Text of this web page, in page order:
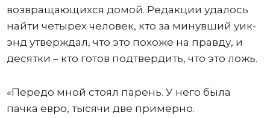
возвращающихся домой. Редакции удалось
найти четырех человек, кто за минувший уик-
энд утверждал, что это похоже на правду, и
десятки – кто готов подтвердить, что это ложь.
«Передо мной стоял парень. У него была
пачка евро, тысячи две примерно.